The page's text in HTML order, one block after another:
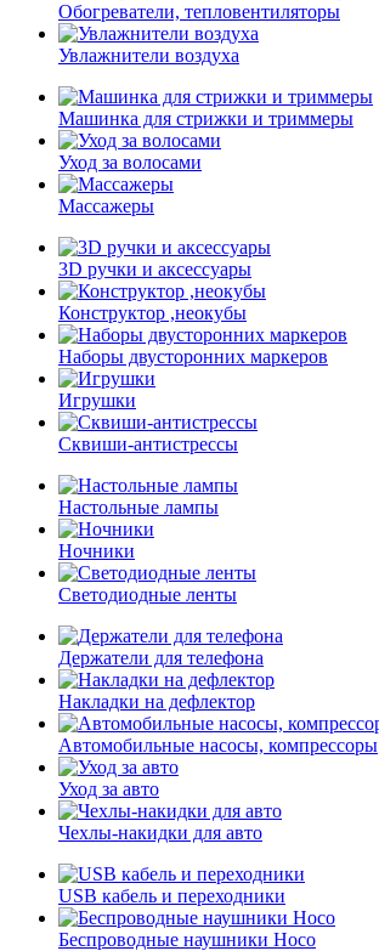
Обогреватели, тепловентиляторы
Увлажнители воздуха
Машинка для стрижки и триммеры
Уход за волосами
Массажеры
3D ручки и аксессуары
Конструктор ,неокубы
Наборы двусторонних маркеров
Игрушки
Сквиши-антистрессы
Настольные лампы
Ночники
Cветодиодные ленты
Держатели для телефона
Накладки на дефлектор
Автомобильные насосы, компрессоры
Уход за авто
Чехлы-накидки для авто
USB кабель и переходники
Беспроводные наушники Hoco